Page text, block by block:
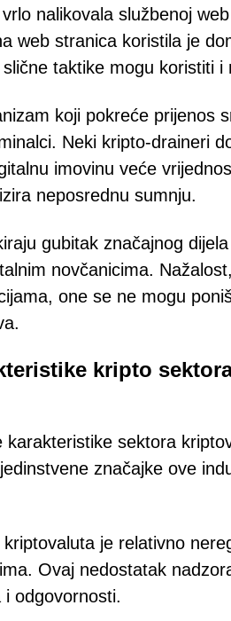
nalikovala službenoj
web stranica koristila je
taktike mogu koristiti i
koji pokreće prijenos
Neki kripto-draineri
imovinu veće
neposrednu sumnju.
gubitak značajnog
novčanicima.
one se ne mogu
kripto
sektora
značajke ove
je relativno
Ovaj nedostatak
odgovornosti.